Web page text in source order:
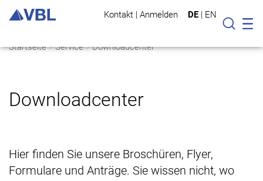
Kontakt | Anmelden DE | EN
Suche
Startseite Service Downloadcenter
Downloadcenter
Hier finden Sie unsere Broschüren, Flyer,
Formulare und Anträge. Sie wissen nicht, wo